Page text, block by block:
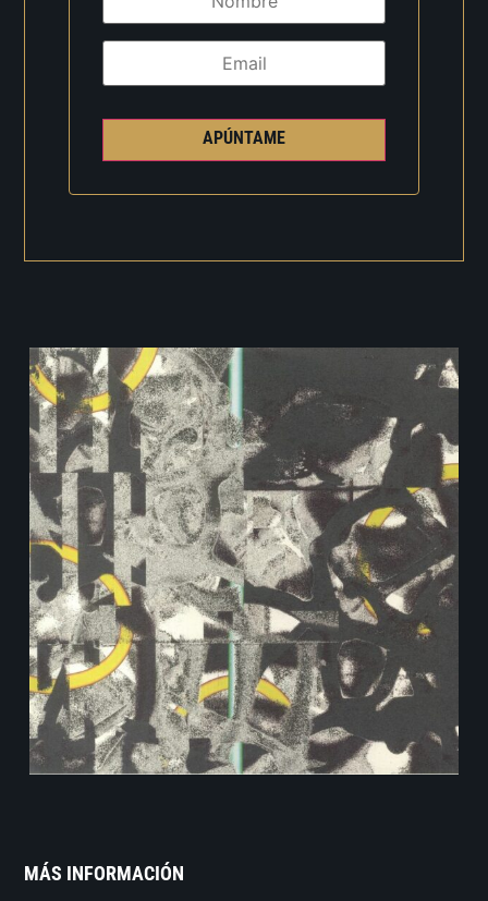
APÚNTAME
MÁS INFORMACIÓN